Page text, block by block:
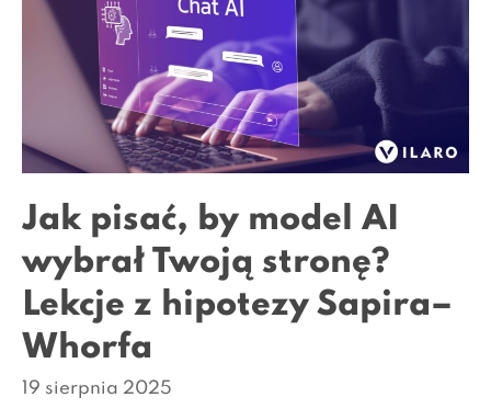
Jak pisać, by model AI
wybrał Twoją stronę?
Lekcje z hipotezy Sapira–
Whorfa
19 sierpnia 2025